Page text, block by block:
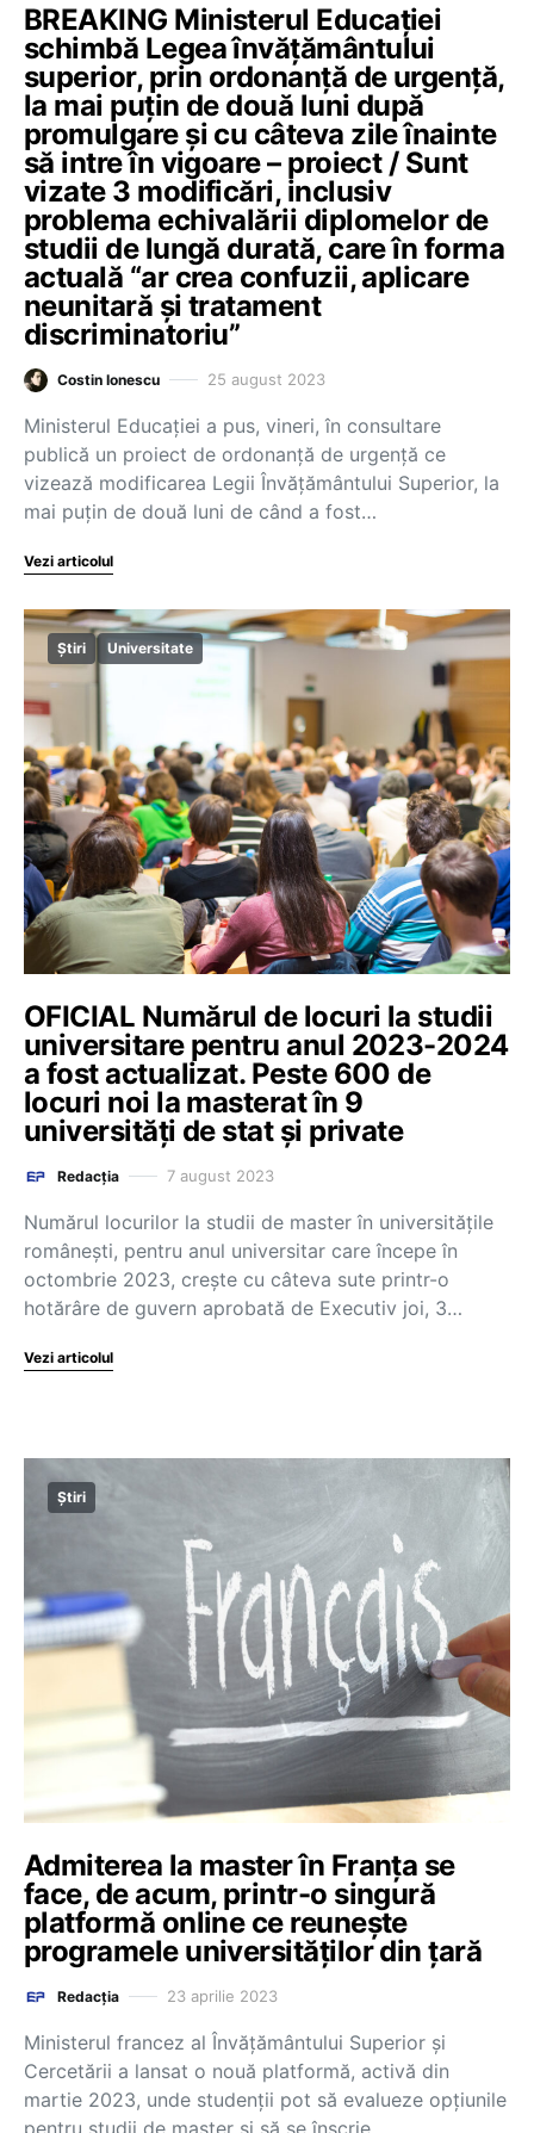
BREAKING Ministerul Educației
schimbă Legea învățământului
superior, prin ordonanță de urgență,
la mai puțin de două luni după
promulgare și cu câteva zile înainte
să intre în vigoare – proiect / Sunt
vizate 3 modificări, inclusiv
problema echivalării diplomelor de
studii de lungă durată, care în forma
actuală “ar crea confuzii, aplicare
neunitară și tratament
discriminatoriu”
Costin Ionescu 25 august 2023
Ministerul Educației a pus, vineri, în consultare
publică un proiect de ordonanță de urgență ce
vizează modificarea Legii Învățământului Superior, la
mai puțin de două luni de când a fost…
Vezi articolul
Știri Universitate
OFICIAL Numărul de locuri la studii
universitare pentru anul 2023-2024
a fost actualizat. Peste 600 de
locuri noi la masterat în 9
universități de stat și private
Redacția 7 august 2023
Numărul locurilor la studii de master în universitățile
românești, pentru anul universitar care începe în
octombrie 2023, crește cu câteva sute printr-o
hotărâre de guvern aprobată de Executiv joi, 3…
Vezi articolul
Știri
Admiterea la master în Franța se
face, de acum, printr-o singură
platformă online ce reunește
programele universităților din țară
Redacția 23 aprilie 2023
Ministerul francez al Învățământului Superior și
Cercetării a lansat o nouă platformă, activă din
martie 2023, unde studenții pot să evalueze opțiunile
pentru studii de master și să se înscrie…